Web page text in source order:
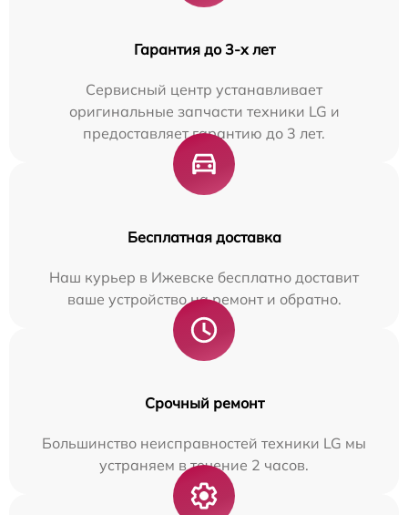
Гарантия до 3-х лет
Сервисный центр устанавливает
оригинальные запчасти техники LG и
предоставляет гарантию до 3 лет.
Бесплатная доставка
Наш курьер в Ижевске бесплатно доставит
ваше устройство на ремонт и обратно.
Срочный ремонт
Большинство неисправностей техники LG мы
устраняем в течение 2 часов.